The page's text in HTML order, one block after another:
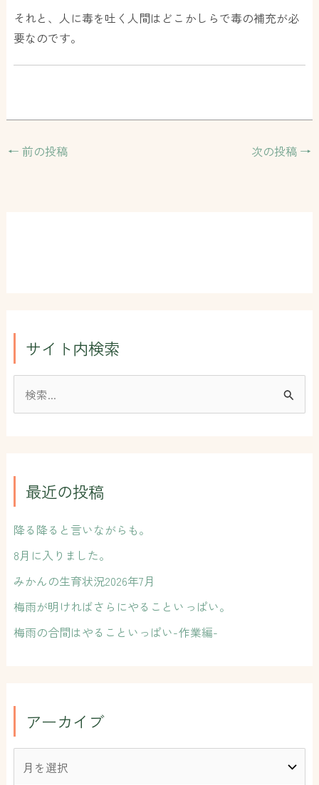
それと、人に毒を吐く人間はどこかしらで毒の補充が必
要なのです。
← 前の投稿 次の投稿 →
サイト内検索
索
最近の投稿
降る降ると言いながらも。
8月に入りました。
みかんの生育状況2026年7月
梅雨が明ければさらにやることいっぱい。
梅雨の合間はやることいっぱい-作業編-
アーカイブ